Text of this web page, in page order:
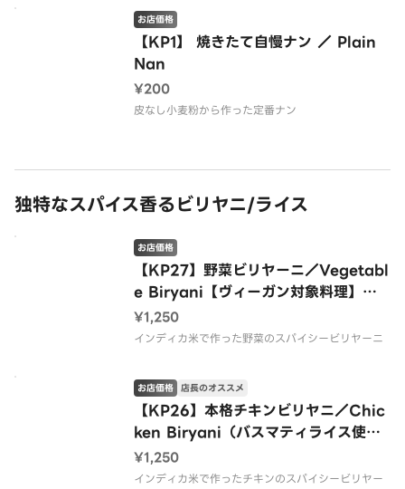
【KP1】 焼きたて自慢ナン ／ Plain
Nan
お店価格
¥200
皮なし小麦粉から作った定番ナン
独特なスパイス香るビリヤニ/ライス
【KP27】野菜ビリヤーニ／Vegetabl
e Biryani【ヴィーガン対象料理】
（バスマティライス使用）
お店価格
¥1,250
インディカ米で作った野菜のスパイシービリヤーニ
【KP26】本格チキンビリヤニ／Chic
ken Biryani（バスマティライス使
用）
お店価格 店長のオススメ
¥1,250
インディカ米で作ったチキンのスパイシービリヤー